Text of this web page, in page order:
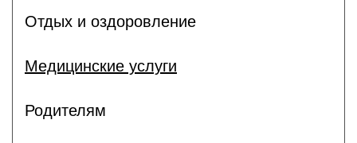
Отдых и оздоровление
Медицинские услуги
Родителям